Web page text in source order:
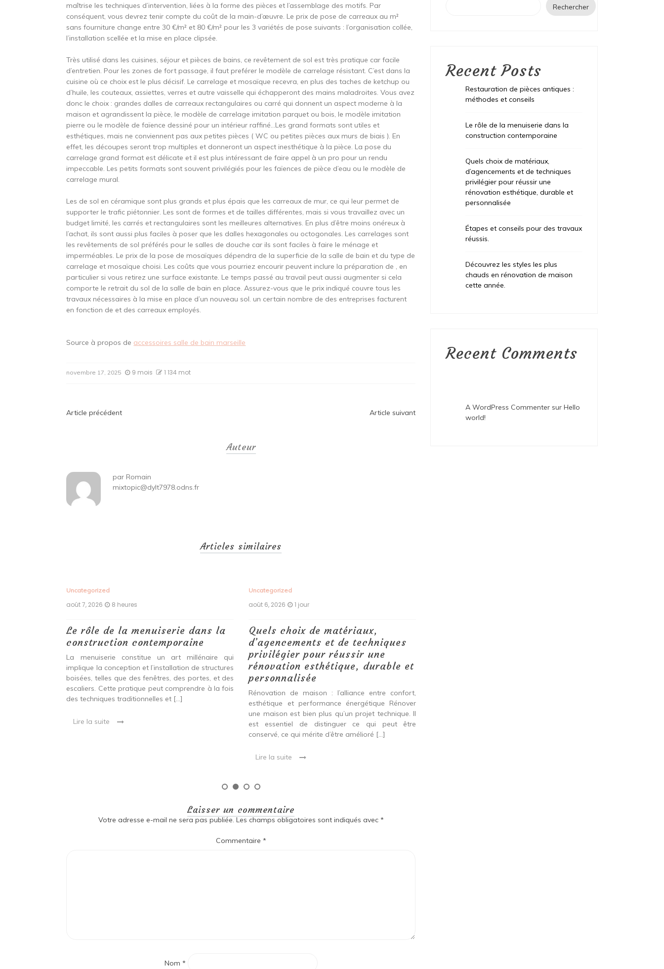
maîtrise les techniques d’intervention, liées à la forme des pièces et l’assemblage des motifs. Par
conséquent, vous devrez tenir compte du coût de la main-d’œuvre. Le prix de pose de carreaux au m²
sans fourniture change entre 30 €/m² et 80 €/m² pour les 3 variétés de pose suivants : l’organisation collée,
l’installation scellée et la mise en place clipsée.
Très utilisé dans les cuisines, séjour et pièces de bains, ce revêtement de sol est très pratique car facile
d’entretien. Pour les zones de fort passage, il faut preférer le modèle de carrelage résistant. C’est dans la
cuisine où ce choix est le plus décisif. Le carrelage et mosaïque recevra, en plus des taches de ketchup ou
d’huile, les couteaux, assiettes, verres et autre vaisselle qui échapperont des mains maladroites. Vous avez
donc le choix : grandes dalles de carreaux rectangulaires ou carré qui donnent un aspect moderne à la
maison et agrandissent la pièce, le modèle de carrelage imitation parquet ou bois, le modèle imitation
pierre ou le modèle de faïence dessiné pour un intérieur raffiné…Les grand formats sont utiles et
esthétiques, mais ne conviennent pas aux petites pièces ( WC ou petites pièces aux murs de biais ). En
effet, les découpes seront trop multiples et donneront un aspect inesthétique à la pièce. La pose du
carrelage grand format est délicate et il est plus intéressant de faire appel à un pro pour un rendu
impeccable. Les petits formats sont souvent privilégiés pour les faïences de pièce d’eau ou le modèle de
carrelage mural.
Les de sol en céramique sont plus grands et plus épais que les carreaux de mur, ce qui leur permet de
supporter le trafic piétonnier. Les sont de formes et de tailles différentes, mais si vous travaillez avec un
budget limité, les carrés et rectangulaires sont les meilleures alternatives. En plus d’être moins onéreux à
l’achat, ils sont aussi plus faciles à poser que les dalles hexagonales ou octogonales. Les carrelages sont
les revêtements de sol préférés pour le salles de douche car ils sont faciles à faire le ménage et
imperméables. Le prix de la pose de mosaïques dépendra de la superficie de la salle de bain et du type de
carrelage et mosaïque choisi. Les coûts que vous pourriez encourir peuvent inclure la préparation de , en
particulier si vous retirez une surface existante. Le temps passé au travail peut aussi augmenter si cela
comporte le retrait du sol de la salle de bain en place. Assurez-vous que le prix indiqué couvre tous les
travaux nécessaires à la mise en place d’un nouveau sol. un certain nombre de des entreprises facturent
en fonction de et des carreaux employés.
Source à propos de accessoires salle de bain marseille
novembre 17, 2025 9 mois 1 134 mot
Navigation
Article précédent Article suivant
Auteur
par Romain
mixtopic@dylt7978.odns.fr
Articles similaires
Uncategorized
août 7, 2026 8 heures
Le rôle de la menuiserie dans la
construction contemporaine
La menuiserie constitue un art millénaire qui
implique la conception et l’installation de structures
boisées, telles que des fenêtres, des portes, et des
escaliers. Cette pratique peut comprendre à la fois
des techniques traditionnelles et […]
Lire la suite
Uncategorized
août 6, 2026 1 jour
Quels choix de matériaux,
d’agencements et de techniques
privilégier pour réussir une
rénovation esthétique, durable et
personnalisée
Rénovation de maison : l’alliance entre confort,
esthétique et performance énergétique Rénover
une maison est bien plus qu’un projet technique. Il
est essentiel de distinguer ce qui peut être
conservé, ce qui mérite d’être amélioré […]
Lire la suite
Laisser un commentaire
Votre adresse e-mail ne sera pas publiée. Les champs obligatoires sont indiqués avec *
Commentaire *
Nom *
Rechercher
Recent Posts
Restauration de pièces antiques :
méthodes et conseils
Le rôle de la menuiserie dans la
construction contemporaine
Quels choix de matériaux,
d’agencements et de techniques
privilégier pour réussir une
rénovation esthétique, durable et
personnalisée
Étapes et conseils pour des travaux
réussis.
Découvrez les styles les plus
chauds en rénovation de maison
cette année.
Recent Comments
A WordPress Commenter surHello
world!